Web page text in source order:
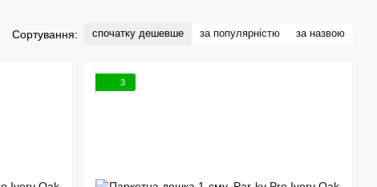
Сортування: спочатку дешевше за популярністю за назвою
3